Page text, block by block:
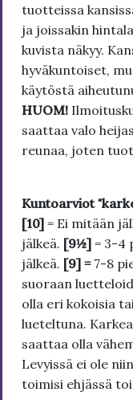
tuotteissa
ja joissakin
kuvista näkyy.
hyväkuntoiset,
käytöstä
HUOM!
saattaa valo
reunaa, joten
Kuntoarviot
[10] = Ei mitään
jälkeä. [9½] = 3-4
jälkeä. [9] = 7-8
suoraan
olla eri kokoisia
lueteltuna.
saattaa olla
Levyissä ei ole
toimisi ehjässä